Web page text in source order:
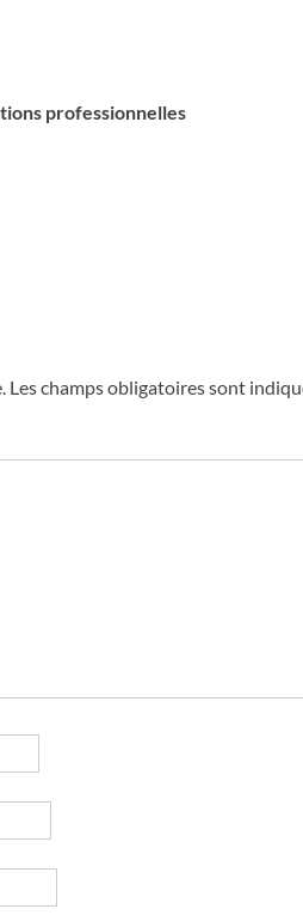
professionnelles
Les champs obligatoires sont